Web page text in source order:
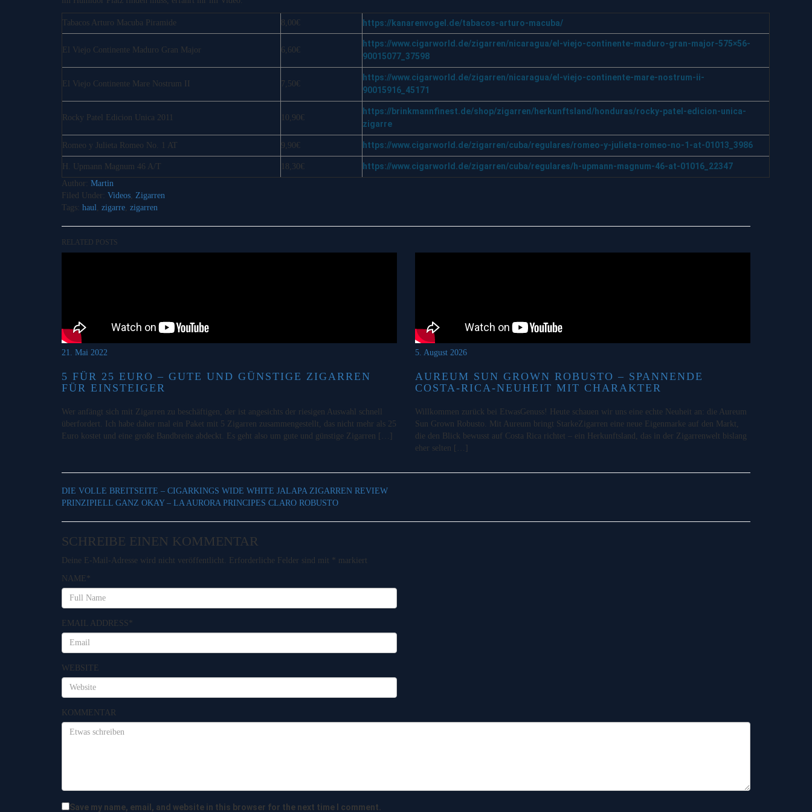
Tabacos Arturo Macuba Piramide 8,00€ https://kanarenvogel.de/tabacos-arturo-macuba/
El Viejo Continente Maduro Gran Major 6,60€
https://www.cigarworld.de/zigarren/nicaragua/el-viejo-continente-maduro-gran-major-575×56-
90015077_37598
El Viejo Continente Mare Nostrum II 7,50€
https://www.cigarworld.de/zigarren/nicaragua/el-viejo-continente-mare-nostrum-ii-
90015916_45171
Rocky Patel Edicion Unica 2011 10,90€
https://brinkmannfinest.de/shop/zigarren/herkunftsland/honduras/rocky-patel-edicion-unica-
zigarre
Romeo y Julieta Romeo No. 1 AT 9,90€ https://www.cigarworld.de/zigarren/cuba/regulares/romeo-y-julieta-romeo-no-1-at-01013_3986
H. Upmann Magnum 46 A/T 18,30€ https://www.cigarworld.de/zigarren/cuba/regulares/h-upmann-magnum-46-at-01016_22347
Author: Martin
Filed Under: Videos Zigarren
Tags: haul zigarre zigarren
RELATED POSTS
21. Mai 2022
5 FÜR 25 EURO – GUTE UND GÜNSTIGE ZIGARREN
FÜR EINSTEIGER
Wer anfängt sich mit Zigarren zu beschäftigen, der ist angesichts der riesigen Auswahl schnell
überfordert. Ich habe daher mal ein Paket mit 5 Zigarren zusammengestellt, das nicht mehr als 25
Euro kostet und eine große Bandbreite abdeckt. Es geht also um gute und günstige Zigarren […]
5. August 2026
AUREUM SUN GROWN ROBUSTO – SPANNENDE
COSTA-RICA-NEUHEIT MIT CHARAKTER
Willkommen zurück bei EtwasGenuss! Heute schauen wir uns eine echte Neuheit an: die Aureum
Sun Grown Robusto. Mit Aureum bringt StarkeZigarren eine neue Eigenmarke auf den Markt,
die den Blick bewusst auf Costa Rica richtet – ein Herkunftsland, das in der Zigarrenwelt bislang
eher selten […]
DIE VOLLE BREITSEITE – CIGARKINGS WIDE WHITE JALAPA ZIGARREN REVIEW
PRINZIPIELL GANZ OKAY – LA AURORA PRINCIPES CLARO ROBUSTO
SCHREIBE EINEN KOMMENTAR
Deine E-Mail-Adresse wird nicht veröffentlicht. Erforderliche Felder sind mit * markiert
NAME *
EMAIL ADDRESS*
WEBSITE
KOMMENTAR
Save my name, email, and website in this browser for the next time I comment.